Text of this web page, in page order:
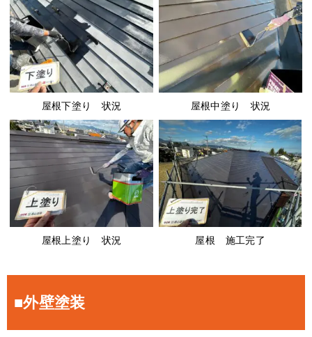
屋根下塗り 状況 屋根中塗り 状況
屋根上塗り 状況 屋根 施工完了
■外壁塗装